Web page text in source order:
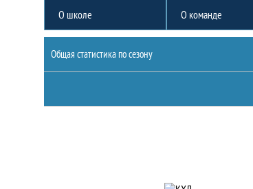
О школе О команде
Статистика
Общая статистика по сезону